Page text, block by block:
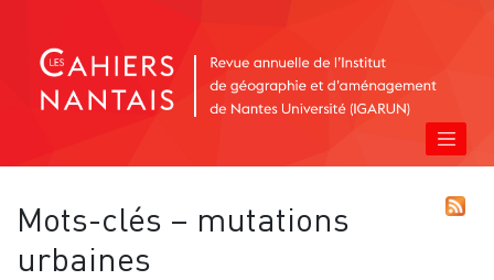
Mots-clés – mutations
urbaines